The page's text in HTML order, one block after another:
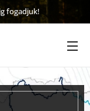
fogadjuk!